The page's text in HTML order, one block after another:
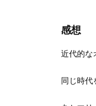
感想
近代的な
同じ時代